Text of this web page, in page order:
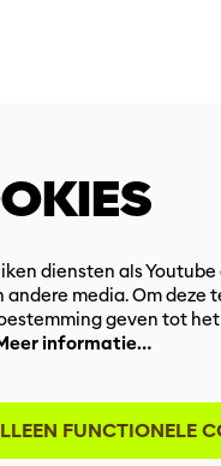
diensten als
andere media. Om deze
geven tot
informatie…
FUNCTIONELE